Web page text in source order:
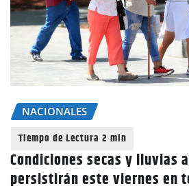
NACIONALES
Condiciones secas y lluvias
persistirán este viernes en